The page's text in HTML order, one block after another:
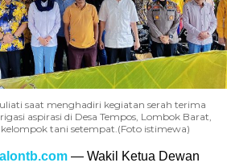
saat menghadiri kegiatan serah terima
aspirasi di Desa Tempos, Lombok Barat,
tani setempat.(Foto istimewa)
— Wakil Ketua Dewan